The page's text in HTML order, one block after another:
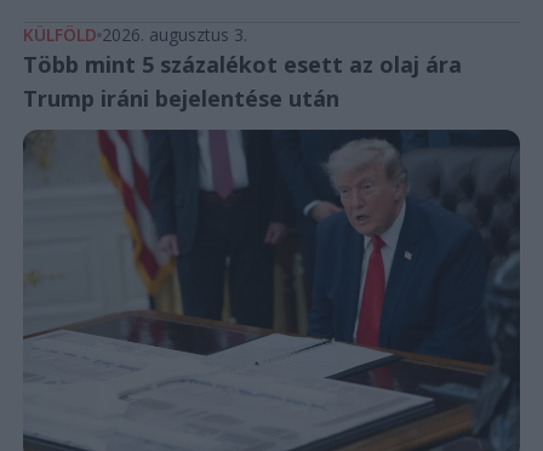
KÜLFÖLD 2026. augusztus 3.
Több mint 5 százalékot esett az olaj ára
Trump iráni bejelentése után